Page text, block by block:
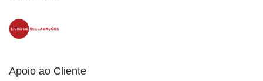
Apoio ao Cliente